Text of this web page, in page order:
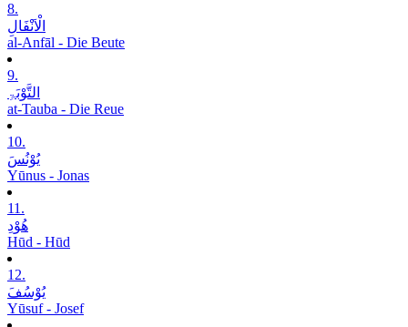
8.
الْاَنْفَالِ
al-Anfāl - Die Beute
9.
التَّوْبَۃِ
at-Tauba - Die Reue
10.
یُوْنُسَ
Yūnus - Jonas
11.
ھُوْدِ
Hūd - Hūd
12.
یُوْسُفَ
Yūsuf - Josef